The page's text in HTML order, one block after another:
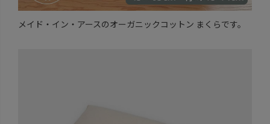
メイド・イン・アースのオーガニックコットン まくらです。